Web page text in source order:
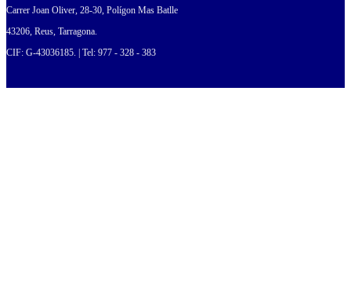
Carrer Joan Oliver, 28-30, Polígon Mas Batlle
43206, Reus, Tarragona.
CIF: G-43036185. | Tel: 977 - 328 - 383